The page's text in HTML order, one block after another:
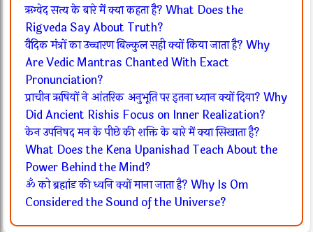
ऋग्वेद सत्य के बारे में क्या कहता है? What Does the
Rigveda Say About Truth?
वैदिक मंत्रों का उच्चारण बिल्कुल सही क्यों किया जाता है? Why
Are Vedic Mantras Chanted With Exact
Pronunciation?
प्राचीन ऋषियों ने आंतरिक अनुभूति पर इतना ध्यान क्यों दिया? Why
Did Ancient Rishis Focus on Inner Realization?
केन उपनिषद मन के पीछे की शक्ति के बारे में क्या सिखाता है?
What Does the Kena Upanishad Teach About the
Power Behind the Mind?
ॐ को ब्रह्मांड की ध्वनि क्यों माना जाता है? Why Is Om
Considered the Sound of the Universe?